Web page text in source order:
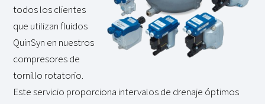
todos los clientes
que utilizan fluidos
QuinSyn en nuestros
compresores de
tornillo rotatorio.
Este servicio proporciona intervalos de drenaje óptimos